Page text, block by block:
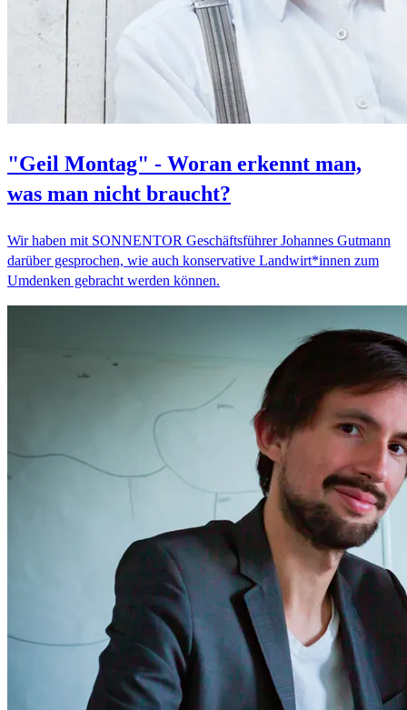
"Geil Montag" - Woran erkennt man,
was man nicht braucht?
Wir haben mit SONNENTOR Geschäftsführer Johannes Gutmann
darüber gesprochen, wie auch konservative Landwirt*innen zum
Umdenken gebracht werden können.